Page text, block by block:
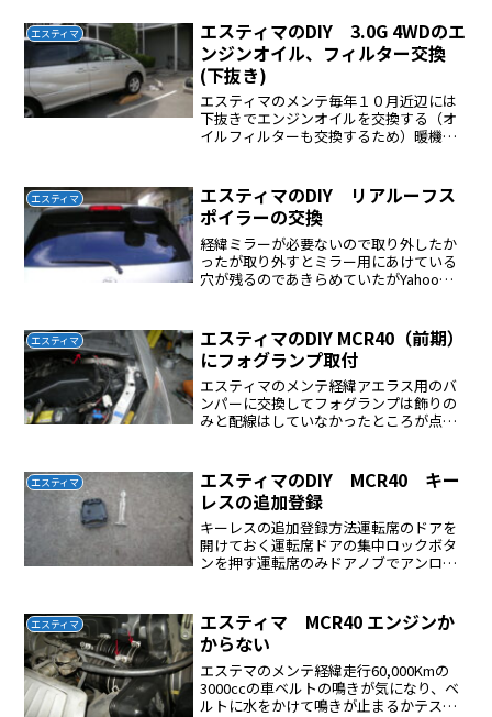
エスティマ
エスティマのDIY 3.0G 4WDのエ
ンジンオイル、フィルター交換
(下抜き)
エスティマのメンテ毎年１０月近辺には
下抜きでエンジンオイルを交換する（オ
イルフィルターも交換するため）暖機運
（安全対策）サイドブレーキを強く踏ん
でおく（安全対策）ドレンボ...
エスティマ
エスティマのDIY リアルーフス
ポイラーの交換
経緯ミラーが必要ないので取り外したか
ったが取り外すとミラー用にあけている
穴が残るのであきらめていたがYahooオ
で交換をすることにした。交換前の写真
Yahooオーク...
エスティマ
エスティマのDIY MCR40（前期）
にフォグランプ取付
エスティマのメンテ経緯アエラス用のバ
ンパーに交換してフォグランプは飾りの
みと配線はしていなかったところが点灯
ヘッドライト付近にフォグランプ用のす
て配線がきていないか探し...
エスティマ
エスティマのDIY MCR40 キー
レスの追加登録
キーレスの追加登録方法運転席のドアを
開けておく運転席ドアの集中ロックボタ
ンを押す運転席のみドアノブでアンロッ
を閉めて開けるキーを差して抜く運転席
ドアを閉めて開ける運転席...
エスティマ
エスティマ MCR40 エンジンか
からない
エステマのメンテ経緯走行60,000Kmの
3000ccの車ベルトの鳴きが気になり、ベ
ルトに水をかけて鳴きが止まるかテスト